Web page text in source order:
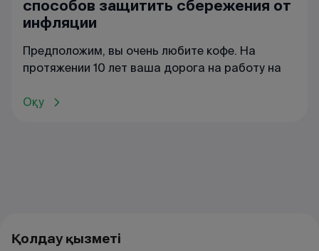
способов защитить сбережения от
инфляции
Предположим, вы очень любите кофе. На
протяжении 10 лет ваша дорога на работу на
Оқу
Қолдау қызметі